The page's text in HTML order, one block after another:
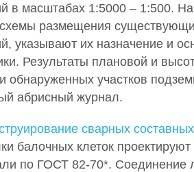
в масштабах 1:5000 – 1:500.
размещения
указывают их назначение и
Результаты плановой и
обнаруженных участков
абрисный журнал.
сварных
балочных клеток
по ГОСТ 82-70*. Соединение